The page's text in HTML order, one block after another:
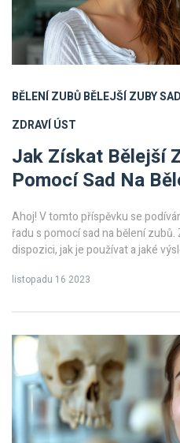
BĚLENÍ ZUBŮBĚLEJŠÍ ZUBY
ZDRAVÍ ÚST
Jak Získat Bělejší
Pomocí Sad Na
Ahoj! V tomto příspěvku se
řadu s pomocí sad na bělení
dispozici, jak je používat a jaké
sebevědomí. Takže pokud hledáte
listopadu 16 2023